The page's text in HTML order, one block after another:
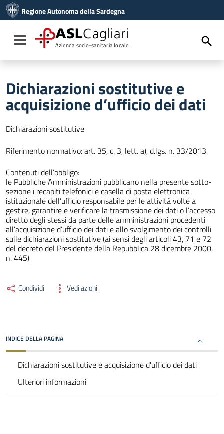
Vai al menu di navigazione
Vai al footer
Regione Autonoma della Sardegna
Toggle navigation
ASLCagliari
Azienda socio-sanitaria locale
Dichiarazioni sostitutive e
acquisizione d’ufficio dei dati
Dichiarazioni sostitutive
Riferimento normativo: art. 35, c. 3, lett. a), d.lgs. n. 33/2013
Contenuti dell’obbligo:
le Pubbliche Amministrazioni pubblicano nella presente sotto-
sezione i recapiti telefonici e casella di posta elettronica
istituzionale dell’ufficio responsabile per le attività volte a
gestire, garantire e verificare la trasmissione dei dati o l’accesso
diretto degli stessi da parte delle amministrazioni procedenti
all’acquisizione d’ufficio dei dati e allo svolgimento dei controlli
sulle dichiarazioni sostitutive (ai sensi degli articoli 43, 71 e 72
del decreto del Presidente della Repubblica 28 dicembre 2000,
n. 445)
Condividi Vedi azioni
INDICE DELLA PAGINA
Dichiarazioni sostitutive e acquisizione d'ufficio dei dati
Ulteriori informazioni